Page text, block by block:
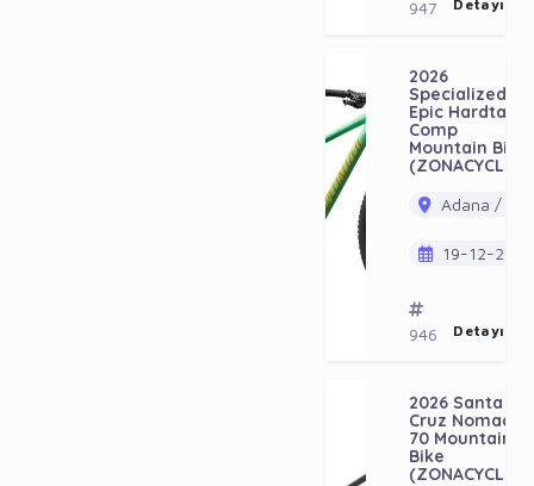
947 Detayı
2026
Specialized
Epic Hardtail
Comp
Mountain Bike
(ZONACYCLES)
Adana /
19-12-2025
946 Detayı
2026 Santa
Cruz Nomad
70 Mountain
Bike
(ZONACYCLES)